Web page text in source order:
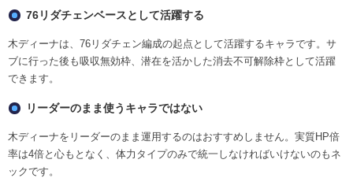
76リダチェンベースとして活躍する
木ディーナは、76リダチェン編成の起点として活躍するキャラです。サ
ブに行った後も吸収無効枠、潜在を活かした消去不可解除枠として活躍
できます。
リーダーのまま使うキャラではない
木ディーナをリーダーのまま運用するのはおすすめしません。実質HP倍
率は4倍と心もとなく、体力タイプのみで統一しなければいけないのもネ
ックです。